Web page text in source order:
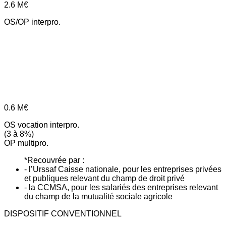
2.6 M€
OS/OP interpro.
0.6 M€
OS vocation interpro.
(3 à 8%)
OP multipro.
*Recouvrée par :
- l’Urssaf Caisse nationale, pour les entreprises privées
et publiques relevant du champ de droit privé
- la CCMSA, pour les salariés des entreprises relevant
du champ de la mutualité sociale agricole
DISPOSITIF CONVENTIONNEL